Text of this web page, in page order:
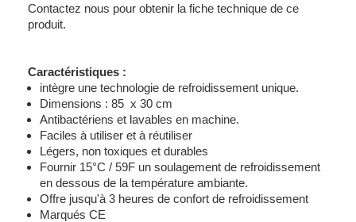
Contactez nous pour obtenir la fiche technique de ce
produit.
Caractéristiques :
intègre une technologie de refroidissement unique.
Dimensions : 85 x 30 cm
Antibactériens et lavables en machine.
Faciles à utiliser et à réutiliser
Légers, non toxiques et durables
Fournir 15°C / 59F un soulagement de refroidissement
en dessous de la température ambiante.
Offre jusqu'à 3 heures de confort de refroidissement
Marqués CE